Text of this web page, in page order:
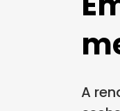
A